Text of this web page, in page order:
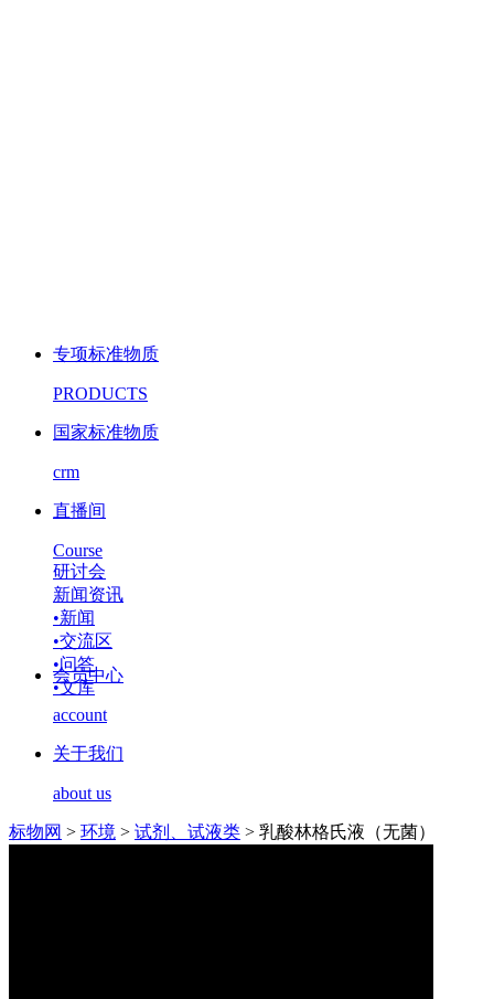
专项标准物质
PRODUCTS
国家标准物质
crm
直播间
Course
研讨会
新闻资讯
•新闻
•交流区
•问答
•文库
会员中心
account
关于我们
about us
标物网 > 环境 > 试剂、试液类 > 乳酸林格氏液（无菌）